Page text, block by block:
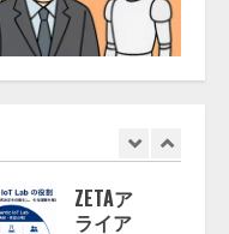
PeopleX、
『AI面